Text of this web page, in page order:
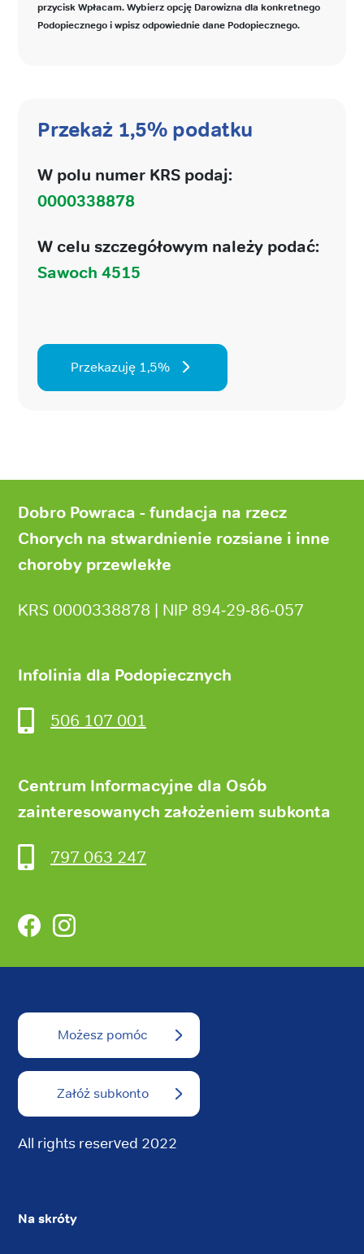
przycisk Wpłacam. Wybierz opcję Darowizna dla konkretnego
Podopiecznego i wpisz odpowiednie dane Podopiecznego.
Przekaż 1,5% podatku
W polu numer KRS podaj:
0000338878
W celu szczegółowym należy podać:
Sawoch 4515
Przekazuję 1,5%
stronyDobro Powraca - fundacja na rzecz
Chorych na stwardnienie rozsiane i inne
choroby przewlekłe
KRS 0000338878 | NIP 894‑29‑86‑057
Infolinia dla Podopiecznych
506 107 001
Centrum Informacyjne dla Osób
zainteresowanych założeniem subkonta
797 063 247
FacebookInstagram
Możesz pomóc
Załóż subkonto
All rights reserved 2022
Na skróty